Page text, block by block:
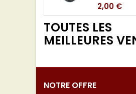
Prix
2,00 €
TOUTES LES
MEILLEURES
NOTRE OFFRE